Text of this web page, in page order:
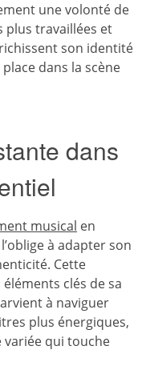
une volonté de
plus travaillées et
son identité
dans la scène
dans
musical en
à adapter son
Cette
clés de sa
à naviguer
plus énergiques,
qui touche